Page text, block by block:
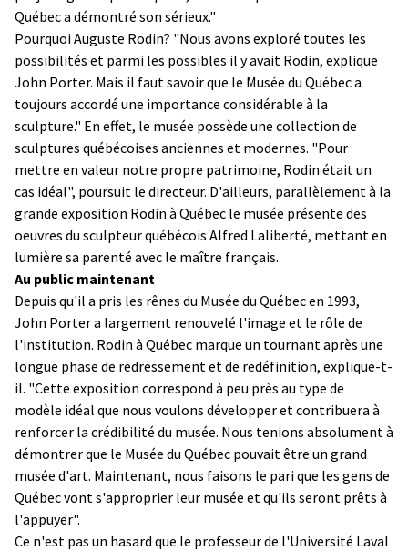
Québec a démontré son sérieux."
Pourquoi Auguste Rodin? "Nous avons exploré toutes les
possibilités et parmi les possibles il y avait Rodin, explique
John Porter. Mais il faut savoir que le Musée du Québec a
toujours accordé une importance considérable à la
sculpture." En effet, le musée possède une collection de
sculptures québécoises anciennes et modernes. "Pour
mettre en valeur notre propre patrimoine, Rodin était un
cas idéal", poursuit le directeur. D'ailleurs, parallèlement à la
grande exposition Rodin à Québec le musée présente des
oeuvres du sculpteur québécois Alfred Laliberté, mettant en
lumière sa parenté avec le maître français.
Au public maintenant
Depuis qu'il a pris les rênes du Musée du Québec en 1993,
John Porter a largement renouvelé l'image et le rôle de
l'institution. Rodin à Québec marque un tournant après une
longue phase de redressement et de redéfinition, explique-t-
il. "Cette exposition correspond à peu près au type de
modèle idéal que nous voulons développer et contribuera à
renforcer la crédibilité du musée. Nous tenions absolument à
démontrer que le Musée du Québec pouvait être un grand
musée d'art. Maintenant, nous faisons le pari que les gens de
Québec vont s'approprier leur musée et qu'ils seront prêts à
l'appuyer".
Ce n'est pas un hasard que le professeur de l'Université Laval